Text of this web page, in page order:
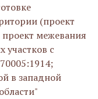
(проект
межевания
участков с
в западной